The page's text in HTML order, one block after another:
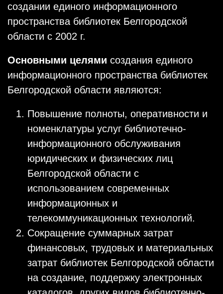
создании единого информационного
пространства библиотек Белгородской
области с 2002 г.
Основными целями создания единого
информационного пространства библиотек
Белгородской области являются:
Повышение полноты, оперативности и
номенклатуры услуг библиотечно-
информационного обслуживания
юридических и физических лиц
Белгородской области с
использованием современных
информационных и
телекоммуникационных технологий.
Сокращение суммарных затрат
финансовых, трудовых и материальных
затрат библиотек Белгородской области
на создание, поддержку электронных